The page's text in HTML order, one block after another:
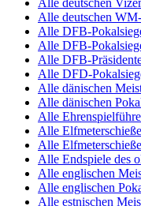
Alle deutschen
Alle DFB-
Alle DFB-
Alle DFB-
Alle DFD-
Alle dänischen
Alle dänischen
Alle
Alle
Alle
Alle Endspiele des
Alle englischen
Alle englischen
Alle estnischen